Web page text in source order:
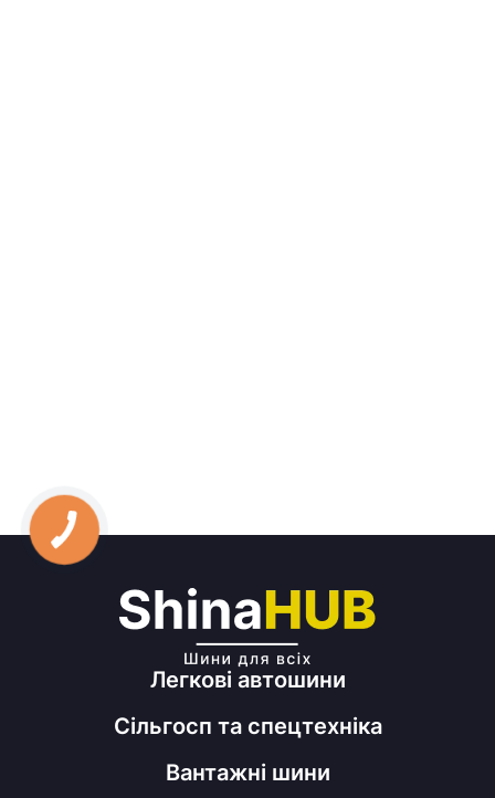
Легкові автошини
Сільгосп та спецтехніка
Вантажні шини